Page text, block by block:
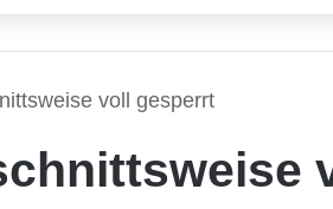
voll gesperrt